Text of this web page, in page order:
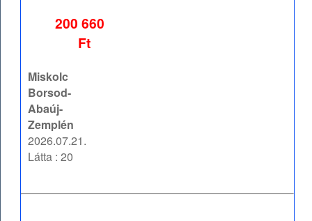
200 660
Ft
Miskolc
Borsod-
Abaúj-
Zemplén
2026.07.21.
Látta : 20